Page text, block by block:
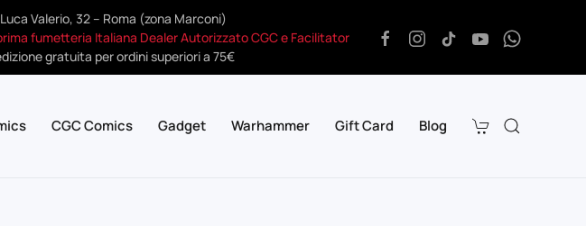
Valerio, 32 – Roma (zona Marconi)
fumetteria Italiana Dealer Autorizzato CGC e Facilitator
gratuita per ordini superiori a 75€
CGC Comics Gadget Warhammer Gift Card Blog